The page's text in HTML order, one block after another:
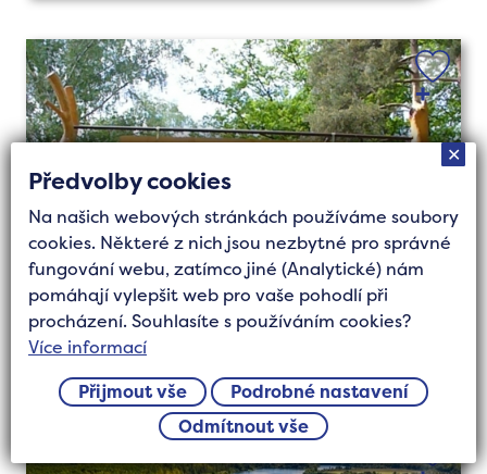
Kemp U Tomášků
Staňkov
Předvolby cookies
Na našich webových stránkách používáme soubory
cookies. Některé z nich jsou nezbytné pro správné
fungování webu, zatímco jiné (Analytické) nám
pomáhají vylepšit web pro vaše pohodlí při
procházení. Souhlasíte s používáním cookies?
Více informací
Přijmout vše
Podrobné nastavení
Odmítnout vše
✕